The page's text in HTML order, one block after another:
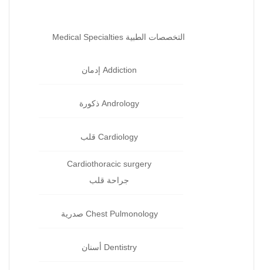
التخصصات الطبية Medical Specialties
Addiction إدمان‏
Andrology ذكورة‏
Cardiology قلب‏
Cardiothoracic surgery
جراحة قلب
Chest Pulmonology صدرية
Dentistry أسنان‏